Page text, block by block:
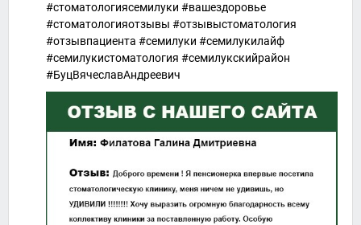
#стоматологиясемилуки #вашездоровье
#стоматологияотзывы #отзывыстоматология
#отзывпациента #семилуки #семилукилайф
#семилукистоматология #семилукскийрайон
#БуцВячеславАндреевич